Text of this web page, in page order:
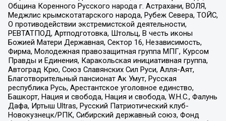
Община Коренного Русского народа г. Астрахани, ВОЛЯ,
Меджлис крымскотатарского народа, Рубеж Севера, ТОЙС,
О противодействии экстремистской деятельности,
РЕВТАТПОД, Артподготовка, Штольц, В честь иконы
Божией Матери Державная, Сектор 16, Независимость,
Фирма, Молодежная правозащитная группа МПГ, Курсом
Правды и Единения, Каракольская инициативная группа,
Автоград Крю, Союз Славянских Сил Руси, Алля-Аят,
Благотворительный пансионат Ак Умут, Русская
республика Русь, Арестантское уголовное единство,
Башкорт, Нация и свобода, Нация и свобода, W.H.С., Фалунь
Дафа, Иртыш Ultras, Русский Патриотический клуб-
Новокузнецк/РПК, Сибирский державный союз, Фонд